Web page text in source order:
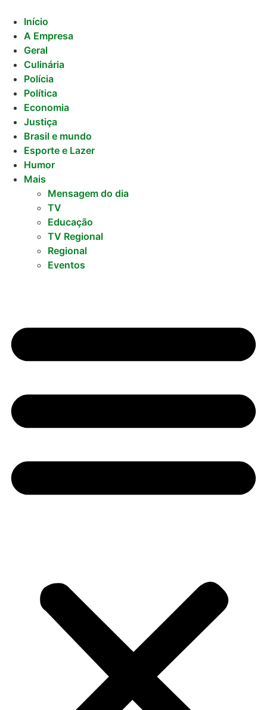
para
conteúdo
Início
A Empresa
Geral
Culinária
Polícia
Política
Economia
Justiça
Brasil e mundo
Esporte e Lazer
Humor
Mais
Mensagem do dia
TV
Educação
TV Regional
Regional
Eventos